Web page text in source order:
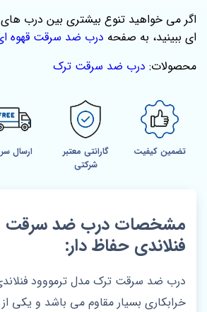
اگر می‌ خواهید تنوع بیشتری بین درب‌
ای ببینید، به صفحه‌ درب ضد سرقت قهوه
محصولات: درب ضد سرقت ترک
تضمین کیفیت
گارانتی معتبر
شرکتی
ارسال
مشخصات درب ضد سرقت
فنلاندی حفاظ دار:
درب ضد سرقت ترک مدل ترمووود
خرابکاری بسیار مقاوم می باشد و یکی